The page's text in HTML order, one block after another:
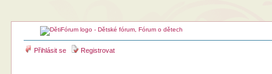
Přihlásit se Registrovat